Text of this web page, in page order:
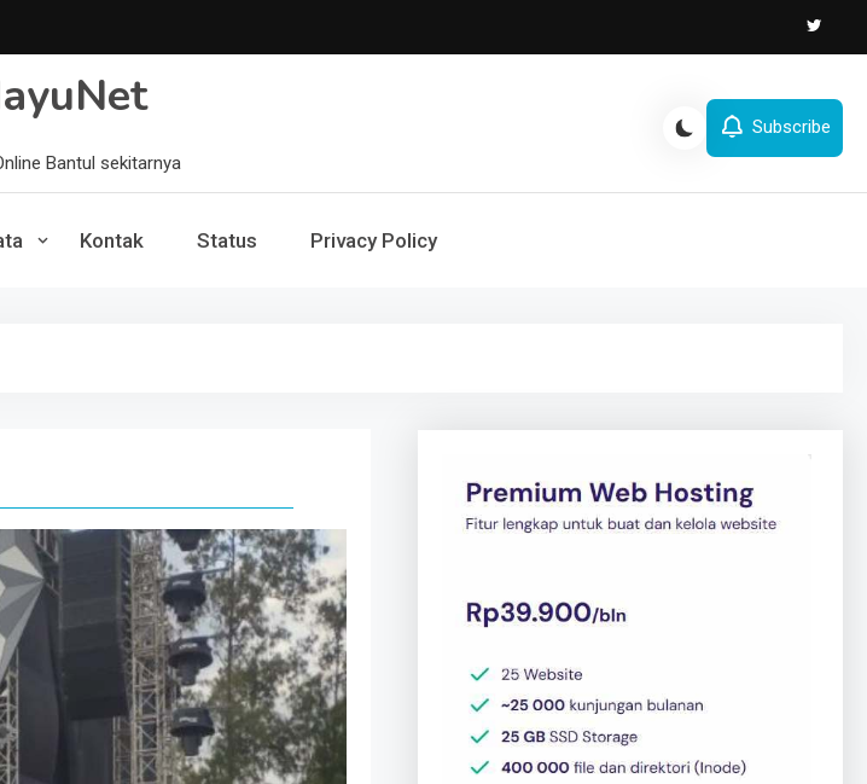
Bantul sekitarnya
Subscribe
Kontak Status Privacy Policy